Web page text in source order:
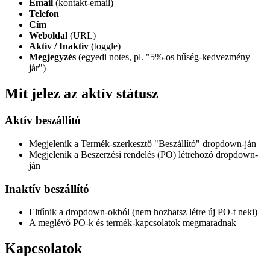
Email (kontakt-email)
Telefon
Cím
Weboldal (URL)
Aktív / Inaktív (toggle)
Megjegyzés (egyedi notes, pl. "5%-os hűség-kedvezmény
jár")
Mit jelez az aktív státusz
Aktív beszállító
Megjelenik a Termék-szerkesztő "Beszállító" dropdown-ján
Megjelenik a Beszerzési rendelés (PO) létrehozó dropdown-
ján
Inaktív beszállító
Eltűnik a dropdown-okból (nem hozhatsz létre új PO-t neki)
A meglévő PO-k és termék-kapcsolatok megmaradnak
Kapcsolatok